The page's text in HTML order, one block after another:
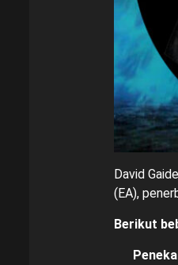
David
(EA),
Berikut